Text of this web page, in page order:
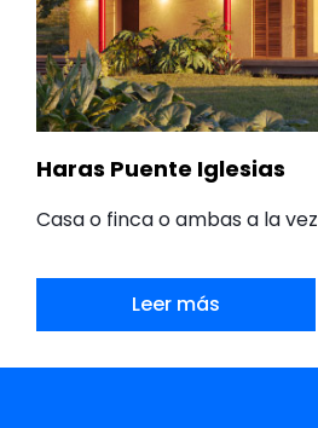
Haras Puente Iglesias
Casa o finca o ambas a la vez
Leer más